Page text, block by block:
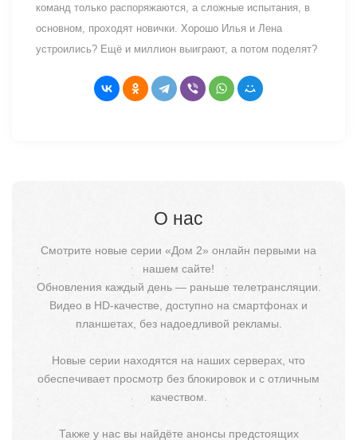
команд только распоряжаются, а сложные испытания, в
основном, проходят новички. Хорошо Илья и Лена
устроились? Ещё и миллион выиграют, а потом поделят?
О нас
Смотрите новые серии «Дом 2» онлайн первыми на
нашем сайте!
Обновления каждый день — раньше телетрансляции.
Видео в HD-качестве, доступно на смартфонах и
планшетах, без надоедливой рекламы.
Новые серии находятся на наших серверах, что
обеспечивает просмотр без блокировок и с отличным
качеством.
Также у нас вы найдёте анонсы предстоящих